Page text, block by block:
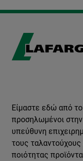
Είμαστε εδώ από
προσηλωμένοι στην
υπεύθυνη
τους
ποιότητας